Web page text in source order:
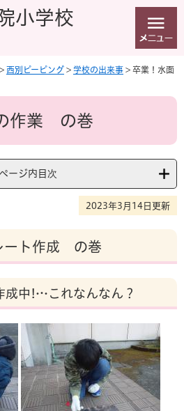
小学校
> 西別ピーピング > 学校の出来事 > 卒業！水面
作業 の巻
ページ内目次
2023年3月14日更新
ート作成 の巻
成中!…これなんなん？